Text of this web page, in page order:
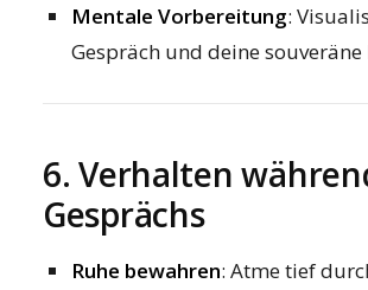
Mentale Vorbereitung:
Gespräch und deine
6. Verhalten
Gesprächs
Ruhe bewahren: Atme tief